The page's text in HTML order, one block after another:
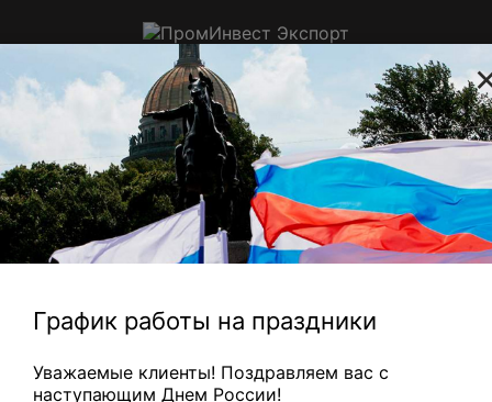
ПромИнвест Экспорт
Приём цветного, электронного и
ювелирного лома в Санкт-
Петербурге
Радиаторы с медной трубкой — 310 ₽/кг Медный микс —
Главная
Электронный
Потенциометры
ПТП-5;
График работы на праздники
Уважаемые клиенты! Поздравляем вас с
наступающим Днем России!